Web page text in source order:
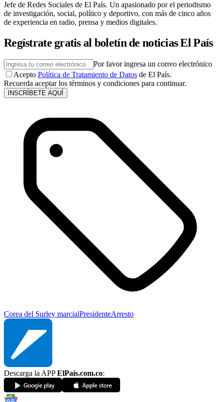
Jefe de Redes Sociales de El País. Un apasionado por el periodismo
de investigación, social, político y deportivo, con más de cinco años
de experiencia en radio, prensa y medios digitales.
Regístrate gratis al boletín de noticias El País
Por favor ingresa un correo electrónico
Acepto Política de Tratamiento de Datos de El País.
Recuerda aceptar los términos y condiciones para continuar.
INSCRÍBETE AQUÍ
Corea del Surley marcialPresidenteArresto
Descarga la APPElPaís.com.co: